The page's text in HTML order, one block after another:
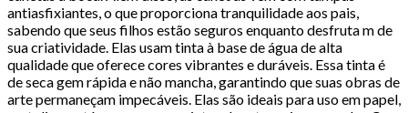
antiasfixiantes, o que proporciona tranquilidade aos pais,
sabendo que seus filhos estão seguros enquanto desfruta m de
sua criatividade. Elas usam tinta à base de água de alta
qualidade que oferece cores vibrantes e duráveis. Essa tinta é
de seca gem rápida e não mancha, garantindo que suas obras de
arte permaneçam impecáveis. Elas são ideais para uso em papel,